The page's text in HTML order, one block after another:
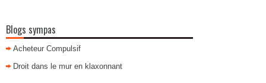
Blogs sympas
Acheteur Compulsif
Droit dans le mur en klaxonnant